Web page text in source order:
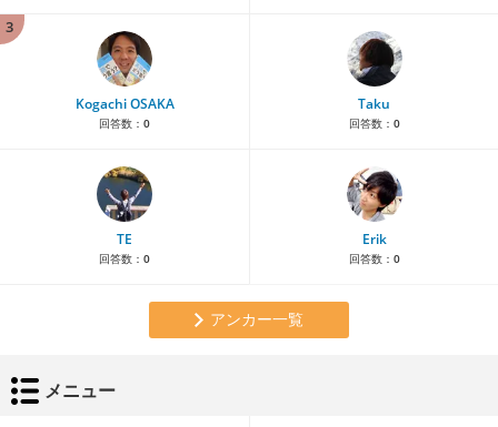
3
Kogachi OSAKA
回答数： 0
Taku
回答数： 0
TE
回答数： 0
Erik
回答数： 0
アンカー一覧
メニュー